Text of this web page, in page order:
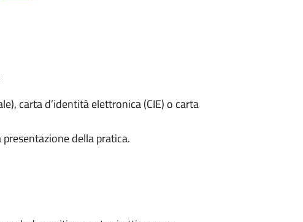
carta d’identità elettronica (CIE) o carta
della pratica.